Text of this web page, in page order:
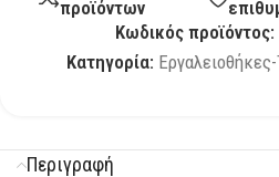
προϊόντων
Κωδικός προϊόντος:
Κατηγορία:
Περιγραφή